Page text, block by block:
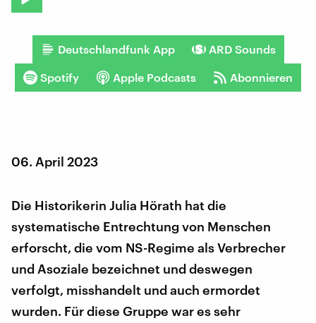
Deutschlandfunk App ARD Sounds
Spotify Apple Podcasts Abonnieren
06. April 2023
Die Historikerin Julia Hörath hat die
systematische Entrechtung von Menschen
erforscht, die vom NS-Regime als Verbrecher
und Asoziale bezeichnet und deswegen
verfolgt, misshandelt und auch ermordet
wurden. Für diese Gruppe war es sehr